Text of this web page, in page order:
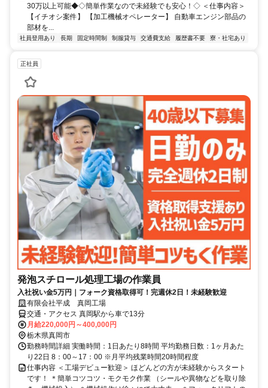
30万以上可能◆◇簡単作業なので未経験でも安心！◇ ＜仕事内容＞
【イチオシ案件】 【加工機械オペレーター】 自動車エンジン部品の
部材を...
社員登用あり 長期 固定時間制 制服貸与 交通費支給 履歴書不要 寮・社宅あり
正社員
発泡スチロール処理工場の作業員
入社祝い金5万円｜フォーク資格取得可！完週休2日！未経験歓迎
有限会社平成 真岡工場
交通・アクセス 真岡駅から車で13分
月給220,000円～400,000円
栃木県真岡市
勤務時間詳細 実働時間：1日あたり8時間 平均勤務日数：1ヶ月あた
り22日 8：00～17：00 ※月平均残業時間20時間程度
仕事内容 ＜工場デビュー歓迎＞ ほどんどの方が未経験からスタート
です！ ＊簡単コツコツ・モクモク作業 （シールや異物などを取り除